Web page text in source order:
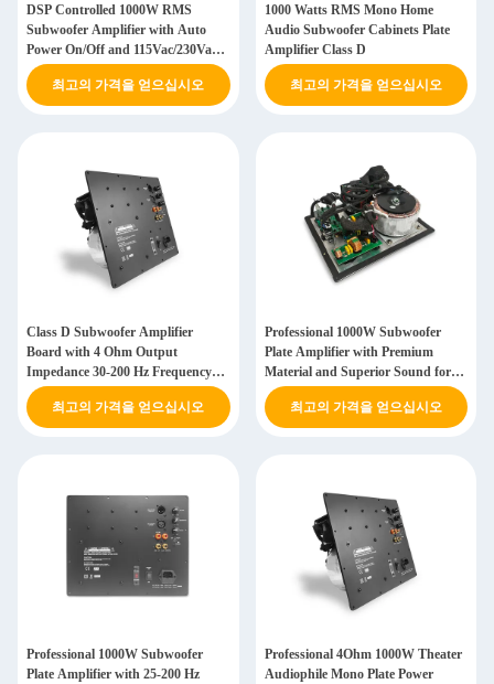
DSP Controlled 1000W RMS
Subwoofer Amplifier with Auto
Power On/Off and 115Vac/230Vac
Switchable
최고의 가격을 얻으십시오
1000 Watts RMS Mono Home
Audio Subwoofer Cabinets Plate
Amplifier Class D
최고의 가격을 얻으십시오
Class D Subwoofer Amplifier
Board with 4 Ohm Output
Impedance 30-200 Hz Frequency
Response and Toroidal Power
Supply최고의 가격을 얻으십시오
Professional 1000W Subwoofer
Plate Amplifier with Premium
Material and Superior Sound for
Home Theatre
최고의 가격을 얻으십시오
Professional 1000W Subwoofer
Plate Amplifier with 25-200 Hz
Professional 4Ohm 1000W Theater
Audiophile Mono Plate Power